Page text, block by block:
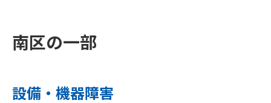
南区の一部
設備・機器障害